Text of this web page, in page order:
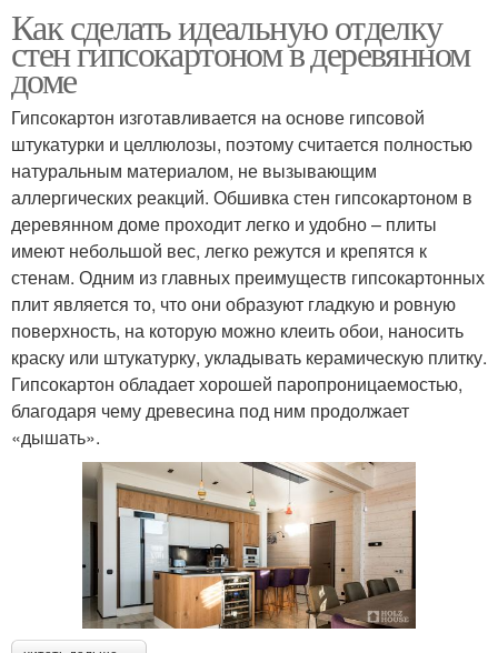
Как сделать идеальную отделку
стен гипсокартоном в деревянном
доме
Гипсокартон изготавливается на основе гипсовой
штукатурки и целлюлозы, поэтому считается полностью
натуральным материалом, не вызывающим
аллергических реакций. Обшивка стен гипсокартоном в
деревянном доме проходит легко и удобно – плиты
имеют небольшой вес, легко режутся и крепятся к
стенам. Одним из главных преимуществ гипсокартонных
плит является то, что они образуют гладкую и ровную
поверхность, на которую можно клеить обои, наносить
краску или штукатурку, укладывать керамическую плитку.
Гипсокартон обладает хорошей паропроницаемостью,
благодаря чему древесина под ним продолжает
«дышать».